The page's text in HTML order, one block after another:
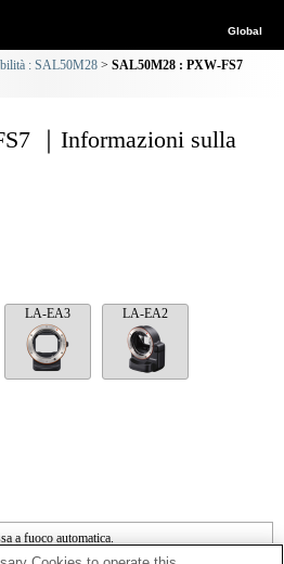
Global
: SAL50M28
SAL50M28 : PXW-FS7
｜Informazioni sulla
LA-EA3 LA-EA2
a fuoco automatica.
montaggio.